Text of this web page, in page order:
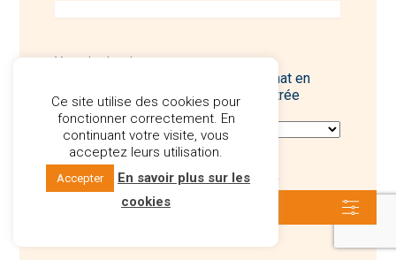
Filtres des biens
Votre budget*
Quel est votre budget pour votre achat en
Espagne ? Nos premiers biens d'entrée
démarrent à 250 000€.
Quand préférez-vous être recontacté ? *
Ce site utilise des cookies pour
fonctionner correctement. En
continuant votre visite, vous
acceptez leurs utilisation.
Accepter
En savoir plus sur les
cookies